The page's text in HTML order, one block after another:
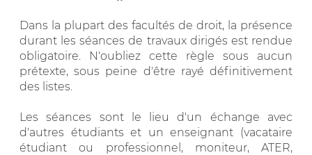
Dans la plupart des facultés de droit, la présence
durant les séances de travaux dirigés est rendue
obligatoire. N'oubliez cette règle sous aucun
prétexte, sous peine d'être rayé définitivement
des listes.
Les séances sont le lieu d'un échange avec
d'autres étudiants et un enseignant (vacataire
étudiant ou professionnel, moniteur, ATER,